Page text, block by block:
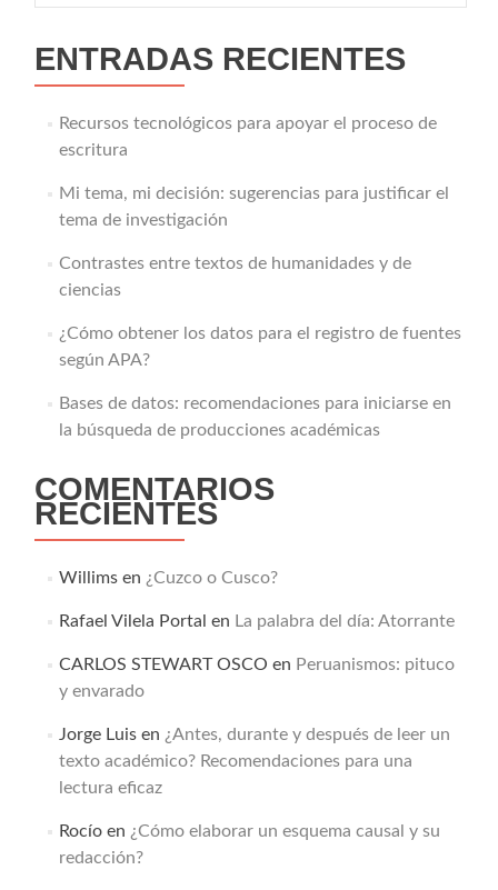
ENTRADAS RECIENTES
Recursos tecnológicos para apoyar el proceso de
escritura
Mi tema, mi decisión: sugerencias para justificar el
tema de investigación
Contrastes entre textos de humanidades y de
ciencias
¿Cómo obtener los datos para el registro de fuentes
según APA?
Bases de datos: recomendaciones para iniciarse en
la búsqueda de producciones académicas
COMENTARIOS
RECIENTES
Willimsen ¿Cuzco o Cusco?
Rafael Vilela Portal en La palabra del día: Atorrante
CARLOS STEWART OSCO en Peruanismos: pituco
y envarado
Jorge Luisen ¿Antes, durante y después de leer un
texto académico? Recomendaciones para una
lectura eficaz
Rocíoen ¿Cómo elaborar un esquema causal y su
redacción?